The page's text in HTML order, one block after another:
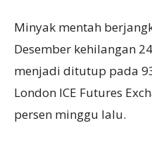
Minyak mentah
Desember kehilangan
menjadi ditutup pada
London ICE Futures
persen minggu lalu.